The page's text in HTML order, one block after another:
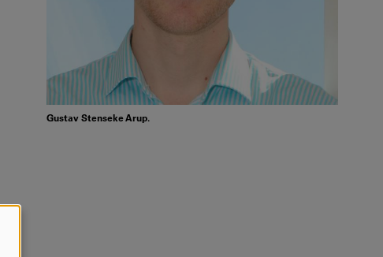
Gustav Stenseke Arup.